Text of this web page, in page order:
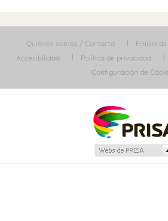
Quiénes somos / Contacta Emisoras
Accesibilidad
Política de privacidad
Configuración de